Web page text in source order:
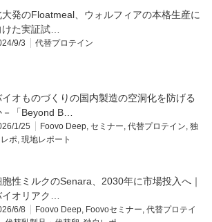
大発のFloatmeal、ウォルフィアの本格生産に
けた実証試…
9/3 代替プロテイン
イオものづくりの国内製造の空洞化を防げる
－「Beyond B…
1/25 Foovo Deep セミナー 代替プロテイン 独
ポ 現地レポート
胞性ミルクのSenara、2030年に市場投入へ｜
イオリアク…
6/8 Foovo Deep Foovoセミナー 代替プロテイ